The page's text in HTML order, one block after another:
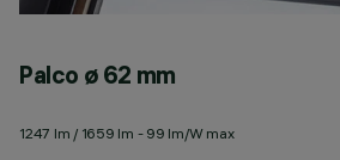
Palco ø 62 mm
1247 lm / 1659 lm - 99 lm/W max